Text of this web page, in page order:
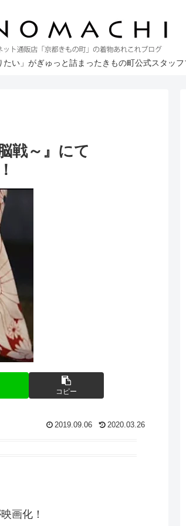
い」がぎゅっと詰まったきもの町公式スタッ
戦～』にて
コピー
2019.09.06 2020.03.26
画化！